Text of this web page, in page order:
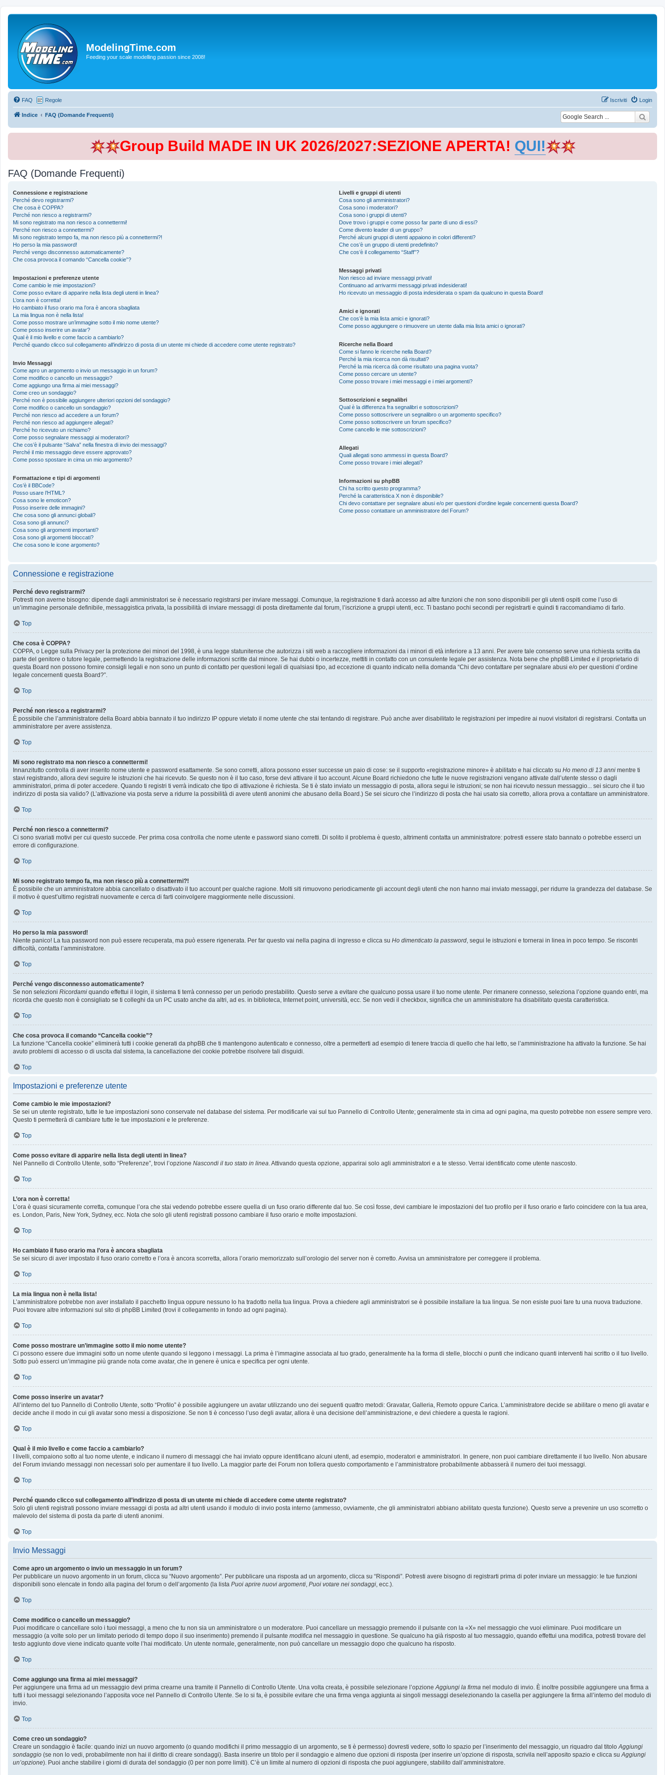
ModelingTime.com
Feeding your scale modelling passion since 2008!
FAQ Regole Login
Iscriviti
Indice FAQ (Domande Frequenti)
Group Build MADE IN UK 2026/2027:SEZIONE APERTA! QUI!
FAQ (Domande Frequenti)
Connessione e registrazione
Perché devo registrarmi?
Che cosa è COPPA?
Perché non riesco a registrarmi?
Mi sono registrato ma non riesco a connettermi!
Perché non riesco a connettermi?
Mi sono registrato tempo fa, ma non riesco più a connettermi?!
Ho perso la mia password!
Perché vengo disconnesso automaticamente?
Che cosa provoca il comando “Cancella cookie”?
Impostazioni e preferenze utente
Come cambio le mie impostazioni?
Come posso evitare di apparire nella lista degli utenti in linea?
L’ora non è corretta!
Ho cambiato il fuso orario ma l’ora è ancora sbagliata
La mia lingua non è nella lista!
Come posso mostrare un’immagine sotto il mio nome utente?
Come posso inserire un avatar?
Qual è il mio livello e come faccio a cambiarlo?
Perché quando clicco sul collegamento all’indirizzo di posta di un utente mi chiede di accedere come utente registrato?
Invio Messaggi
Come apro un argomento o invio un messaggio in un forum?
Come modifico o cancello un messaggio?
Come aggiungo una firma ai miei messaggi?
Come creo un sondaggio?
Perché non è possibile aggiungere ulteriori opzioni del sondaggio?
Come modifico o cancello un sondaggio?
Perché non riesco ad accedere a un forum?
Perché non riesco ad aggiungere allegati?
Perché ho ricevuto un richiamo?
Come posso segnalare messaggi ai moderatori?
Che cos’è il pulsante “Salva” nella finestra di invio dei messaggi?
Perché il mio messaggio deve essere approvato?
Come posso spostare in cima un mio argomento?
Formattazione e tipi di argomenti
Cos’è il BBCode?
Posso usare l’HTML?
Cosa sono le emoticon?
Posso inserire delle immagini?
Che cosa sono gli annunci globali?
Cosa sono gli annunci?
Cosa sono gli argomenti importanti?
Cosa sono gli argomenti bloccati?
Che cosa sono le icone argomento?
Livelli e gruppi di utenti
Cosa sono gli amministratori?
Cosa sono i moderatori?
Cosa sono i gruppi di utenti?
Dove trovo i gruppi e come posso far parte di uno di essi?
Come divento leader di un gruppo?
Perché alcuni gruppi di utenti appaiono in colori differenti?
Che cos’è un gruppo di utenti predefinito?
Che cos’è il collegamento “Staff”?
Messaggi privati
Non riesco ad inviare messaggi privati!
Continuano ad arrivarmi messaggi privati indesiderati!
Ho ricevuto un messaggio di posta indesiderata o spam da qualcuno in questa Board!
Amici e ignorati
Che cos’è la mia lista amici e ignorati?
Come posso aggiungere o rimuovere un utente dalla mia lista amici o ignorati?
Ricerche nella Board
Come si fanno le ricerche nella Board?
Perché la mia ricerca non dà risultati?
Perché la mia ricerca dà come risultato una pagina vuota?
Come posso cercare un utente?
Come posso trovare i miei messaggi e i miei argomenti?
Sottoscrizioni e segnalibri
Qual è la differenza fra segnalibri e sottoscrizioni?
Come posso sottoscrivere un segnalibro o un argomento specifico?
Come posso sottoscrivere un forum specifico?
Come cancello le mie sottoscrizioni?
Allegati
Quali allegati sono ammessi in questa Board?
Come posso trovare i miei allegati?
Informazioni su phpBB
Chi ha scritto questo programma?
Perché la caratteristica X non è disponibile?
Chi devo contattare per segnalare abusi e/o per questioni d’ordine legale concernenti questa Board?
Come posso contattare un amministratore del Forum?
Connessione e registrazione
Perché devo registrarmi?
Potresti non averne bisogno: dipende dagli amministratori se è necessario registrarsi per inviare messaggi. Comunque, la registrazione ti darà accesso ad altre funzioni che non sono disponibili per gli utenti ospiti come l’uso di
un’immagine personale definibile, messaggistica privata, la possibilità di inviare messaggi di posta direttamente dal forum, l’iscrizione a gruppi utenti, ecc. Ti bastano pochi secondi per registrarti e quindi ti raccomandiamo di farlo.
Top
Che cosa è COPPA?
COPPA, o Legge sulla Privacy per la protezione dei minori del 1998, è una legge statunitense che autorizza i siti web a raccogliere informazioni da i minori di età inferiore a 13 anni. Per avere tale consenso serve una richiesta scritta da
parte del genitore o tutore legale, permettendo la registrazione delle informazioni scritte dal minore. Se hai dubbi o incertezze, mettiti in contatto con un consulente legale per assistenza. Nota bene che phpBB Limited e il proprietario di
questa Board non possono fornire consigli legali e non sono un punto di contatto per questioni legali di qualsiasi tipo, ad eccezione di quanto indicato nella domanda “Chi devo contattare per segnalare abusi e/o per questioni d’ordine
legale concernenti questa Board?”.
Top
Perché non riesco a registrarmi?
È possibile che l’amministratore della Board abbia bannato il tuo indirizzo IP oppure vietato il nome utente che stai tentando di registrare. Può anche aver disabilitato le registrazioni per impedire ai nuovi visitatori di registrarsi. Contatta un
amministratore per avere assistenza.
Top
Mi sono registrato ma non riesco a connettermi!
Innanzitutto controlla di aver inserito nome utente e password esattamente. Se sono corretti, allora possono esser successe un paio di cose: se il supporto «registrazione minore» è abilitato e hai cliccato su Ho meno di 13 anni mentre ti
stavi registrando, allora devi seguire le istruzioni che hai ricevuto. Se questo non è il tuo caso, forse devi attivare il tuo account. Alcune Board richiedono che tutte le nuove registrazioni vengano attivate dall’utente stesso o dagli
amministratori, prima di poter accedere. Quando ti registri ti verrà indicato che tipo di attivazione è richiesta. Se ti è stato inviato un messaggio di posta, allora segui le istruzioni; se non hai ricevuto nessun messaggio... sei sicuro che il tuo
indirizzo di posta sia valido? (L’attivazione via posta serve a ridurre la possibilità di avere utenti anonimi che abusano della Board.) Se sei sicuro che l’indirizzo di posta che hai usato sia corretto, allora prova a contattare un amministratore.
Top
Perché non riesco a connettermi?
Ci sono svariati motivi per cui questo succede. Per prima cosa controlla che nome utente e password siano corretti. Di solito il problema è questo, altrimenti contatta un amministratore: potresti essere stato bannato o potrebbe esserci un
errore di configurazione.
Top
Mi sono registrato tempo fa, ma non riesco più a connettermi?!
È possibile che un amministratore abbia cancellato o disattivato il tuo account per qualche ragione. Molti siti rimuovono periodicamente gli account degli utenti che non hanno mai inviato messaggi, per ridurre la grandezza del database. Se
il motivo è quest’ultimo registrati nuovamente e cerca di farti coinvolgere maggiormente nelle discussioni.
Top
Ho perso la mia password!
Niente panico! La tua password non può essere recuperata, ma può essere rigenerata. Per far questo vai nella pagina di ingresso e clicca su Ho dimenticato la password, segui le istruzioni e tornerai in linea in poco tempo. Se riscontri
difficoltà, contatta l’amministratore.
Top
Perché vengo disconnesso automaticamente?
Se non selezioni Ricordami quando effettui il login, il sistema ti terrà connesso per un periodo prestabilito. Questo serve a evitare che qualcuno possa usare il tuo nome utente. Per rimanere connesso, seleziona l’opzione quando entri, ma
ricorda che questo non è consigliato se ti colleghi da un PC usato anche da altri, ad es. in biblioteca, Internet point, università, ecc. Se non vedi il checkbox, significa che un amministratore ha disabilitato questa caratteristica.
Top
Che cosa provoca il comando “Cancella cookie”?
La funzione “Cancella cookie” eliminerà tutti i cookie generati da phpBB che ti mantengono autenticato e connesso, oltre a permetterti ad esempio di tenere traccia di quello che hai letto, se l’amministrazione ha attivato la funzione. Se hai
avuto problemi di accesso o di uscita dal sistema, la cancellazione dei cookie potrebbe risolvere tali disguidi.
Top
Impostazioni e preferenze utente
Come cambio le mie impostazioni?
Se sei un utente registrato, tutte le tue impostazioni sono conservate nel database del sistema. Per modificarle vai sul tuo Pannello di Controllo Utente; generalmente sta in cima ad ogni pagina, ma questo potrebbe non essere sempre vero.
Questo ti permetterà di cambiare tutte le tue impostazioni e le preferenze.
Top
Come posso evitare di apparire nella lista degli utenti in linea?
Nel Pannello di Controllo Utente, sotto “Preferenze”, trovi l’opzione Nascondi il tuo stato in linea. Attivando questa opzione, apparirai solo agli amministratori e a te stesso. Verrai identificato come utente nascosto.
Top
L’ora non è corretta!
L’ora è quasi sicuramente corretta, comunque l’ora che stai vedendo potrebbe essere quella di un fuso orario differente dal tuo. Se così fosse, devi cambiare le impostazioni del tuo profilo per il fuso orario e farlo coincidere con la tua area,
es. London, Paris, New York, Sydney, ecc. Nota che solo gli utenti registrati possono cambiare il fuso orario e molte impostazioni.
Top
Ho cambiato il fuso orario ma l’ora è ancora sbagliata
Se sei sicuro di aver impostato il fuso orario corretto e l’ora è ancora scorretta, allora l’orario memorizzato sull’orologio del server non è corretto. Avvisa un amministratore per correggere il problema.
Top
La mia lingua non è nella lista!
L’amministratore potrebbe non aver installato il pacchetto lingua oppure nessuno lo ha tradotto nella tua lingua. Prova a chiedere agli amministratori se è possibile installare la tua lingua. Se non esiste puoi fare tu una nuova traduzione.
Puoi trovare altre informazioni sul sito di phpBB Limited (trovi il collegamento in fondo ad ogni pagina).
Top
Come posso mostrare un’immagine sotto il mio nome utente?
Ci possono essere due immagini sotto un nome utente quando si leggono i messaggi. La prima è l’immagine associata al tuo grado, generalmente ha la forma di stelle, blocchi o punti che indicano quanti interventi hai scritto o il tuo livello.
Sotto può esserci un’immagine più grande nota come avatar, che in genere è unica e specifica per ogni utente.
Top
Come posso inserire un avatar?
All’interno del tuo Pannello di Controllo Utente, sotto “Profilo” è possibile aggiungere un avatar utilizzando uno dei seguenti quattro metodi: Gravatar, Galleria, Remoto oppure Carica. L’amministratore decide se abilitare o meno gli avatar e
decide anche il modo in cui gli avatar sono messi a disposizione. Se non ti è concesso l’uso degli avatar, allora è una decisione dell’amministrazione, e devi chiedere a questa le ragioni.
Top
Qual è il mio livello e come faccio a cambiarlo?
I livelli, compaiono sotto al tuo nome utente, e indicano il numero di messaggi che hai inviato oppure identificano alcuni utenti, ad esempio, moderatori e amministratori. In genere, non puoi cambiare direttamente il tuo livello. Non abusare
del Forum inviando messaggi non necessari solo per aumentare il tuo livello. La maggior parte dei Forum non tollera questo comportamento e l’amministratore probabilmente abbasserà il numero dei tuoi messaggi.
Top
Perché quando clicco sul collegamento all’indirizzo di posta di un utente mi chiede di accedere come utente registrato?
Solo gli utenti registrati possono inviare messaggi di posta ad altri utenti usando il modulo di invio posta interno (ammesso, ovviamente, che gli amministratori abbiano abilitato questa funzione). Questo serve a prevenire un uso scorretto o
malevolo del sistema di posta da parte di utenti anonimi.
Top
Invio Messaggi
Come apro un argomento o invio un messaggio in un forum?
Per pubblicare un nuovo argomento in un forum, clicca su “Nuovo argomento”. Per pubblicare una risposta ad un argomento, clicca su “Rispondi”. Potresti avere bisogno di registrarti prima di poter inviare un messaggio: le tue funzioni
disponibili sono elencate in fondo alla pagina del forum o dell’argomento (la lista Puoi aprire nuovi argomenti, Puoi votare nei sondaggi, ecc.).
Top
Come modifico o cancello un messaggio?
Puoi modificare o cancellare solo i tuoi messaggi, a meno che tu non sia un amministratore o un moderatore. Puoi cancellare un messaggio premendo il pulsante con la «X» nel messaggio che vuoi eliminare. Puoi modificare un
messaggio (a volte solo per un limitato periodo di tempo dopo il suo inserimento) premendo il pulsante modifica nel messaggio in questione. Se qualcuno ha già risposto al tuo messaggio, quando effettui una modifica, potresti trovare del
testo aggiunto dove viene indicato quante volte l’hai modificato. Un utente normale, generalmente, non può cancellare un messaggio dopo che qualcuno ha risposto.
Top
Come aggiungo una firma ai miei messaggi?
Per aggiungere una firma ad un messaggio devi prima crearne una tramite il Pannello di Controllo Utente. Una volta creata, è possibile selezionare l’opzioneAggiungi la firma nel modulo di invio. È inoltre possibile aggiungere una firma a
tutti i tuoi messaggi selezionando l’apposita voce nel Pannello di Controllo Utente. Se lo si fa, è possibile evitare che una firma venga aggiunta ai singoli messaggi deselezionando la casella per aggiungere la firma all’interno del modulo di
invio.
Top
Come creo un sondaggio?
Creare un sondaggio è facile: quando inizi un nuovo argomento (o quando modifichi il primo messaggio di un argomento, se ti è permesso) dovresti vedere, sotto lo spazio per l’inserimento del messaggio, un riquadro dal titoloAggiungi
sondaggio (se non lo vedi, probabilmente non hai il diritto di creare sondaggi). Basta inserire un titolo per il sondaggio e almeno due opzioni di risposta (per inserire un’opzione di risposta, scrivila nell’apposito spazio e clicca suAggiungi
un’opzione). Puoi anche stabilire i giorni di durata del sondaggio (0 per non porre limiti). C’è un limite al numero di opzioni di risposta che puoi aggiungere, stabilito dall’amministratore.